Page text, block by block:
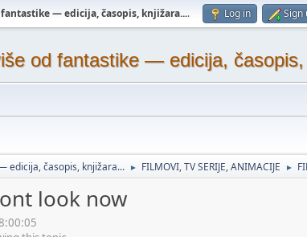
fantastike — edicija, časopis, knjižara.... Log in Sign
od fantastike — edicija, časopis,
edicija, časopis, knjižara... ► FILMOVI, TV SERIJE, ANIMACIJE ►
look now